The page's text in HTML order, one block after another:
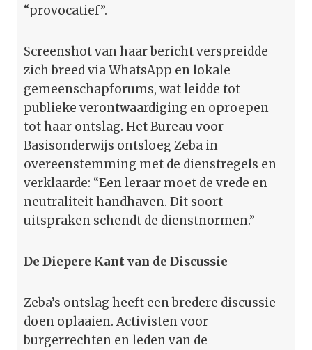
“provocatief”.
Screenshot van haar bericht verspreidde
zich breed via WhatsApp en lokale
gemeenschapforums, wat leidde tot
publieke verontwaardiging en oproepen
tot haar ontslag. Het Bureau voor
Basisonderwijs ontsloeg Zeba in
overeenstemming met de dienstregels en
verklaarde: “Een leraar moet de vrede en
neutraliteit handhaven. Dit soort
uitspraken schendt de dienstnormen.”
De Diepere Kant van de Discussie
Zeba’s ontslag heeft een bredere discussie
doen oplaaien. Activisten voor
burgerrechten en leden van de